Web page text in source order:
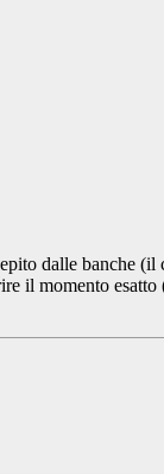
dalle banche (il
il momento